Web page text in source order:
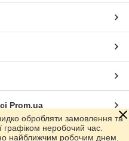
Prom.ua
обробляти замовлення та
графіком неробочий час.
найближчим робочим днем.